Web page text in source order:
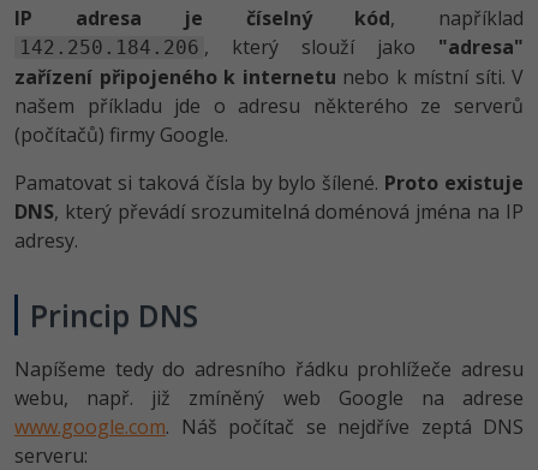
Blender
Inkscape
Fotografování -80%
Video
IP adresa je číselný kód, například
142.250.184.206 , který slouží jako "adresa"
zařízení připojeného k internetu nebo k místní síti. V
našem příkladu jde o adresu některého ze serverů
(počítačů) firmy Google.
Pamatovat si taková čísla by bylo šílené. Proto existuje
DNS, který převádí srozumitelná doménová jména na IP
adresy.
Princip DNS
Napíšeme tedy do adresního řádku prohlížeče adresu
webu, např. již zmíněný web Google na adrese
www.google.com. Náš počítač se nejdříve zeptá DNS
serveru: